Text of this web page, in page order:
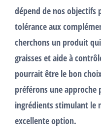
dépend de nos objectifs
tolérance aux
cherchons un produit
graisseset aide à
pourrait être le bon
préférons une approche
ingrédients stimulant le
excellente option.